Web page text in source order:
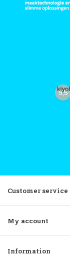
9,5
Customer service
My account
Information